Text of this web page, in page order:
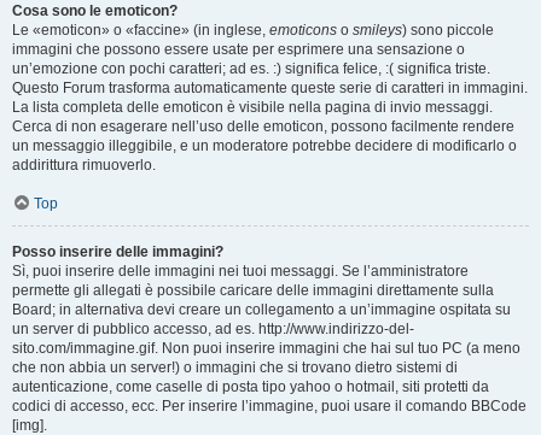
Cosa sono le emoticon?
Le «emoticon» o «faccine» (in inglese, emoticons o smileys) sono piccole
immagini che possono essere usate per esprimere una sensazione o
un’emozione con pochi caratteri; ad es. :) significa felice, :( significa triste.
Questo Forum trasforma automaticamente queste serie di caratteri in immagini.
La lista completa delle emoticon è visibile nella pagina di invio messaggi.
Cerca di non esagerare nell’uso delle emoticon, possono facilmente rendere
un messaggio illeggibile, e un moderatore potrebbe decidere di modificarlo o
addirittura rimuoverlo.
Top
Posso inserire delle immagini?
Sì, puoi inserire delle immagini nei tuoi messaggi. Se l’amministratore
permette gli allegati è possibile caricare delle immagini direttamente sulla
Board; in alternativa devi creare un collegamento a un’immagine ospitata su
un server di pubblico accesso, ad es. http://www.indirizzo-del-
sito.com/immagine.gif. Non puoi inserire immagini che hai sul tuo PC (a meno
che non abbia un server!) o immagini che si trovano dietro sistemi di
autenticazione, come caselle di posta tipo yahoo o hotmail, siti protetti da
codici di accesso, ecc. Per inserire l’immagine, puoi usare il comando BBCode
[img].